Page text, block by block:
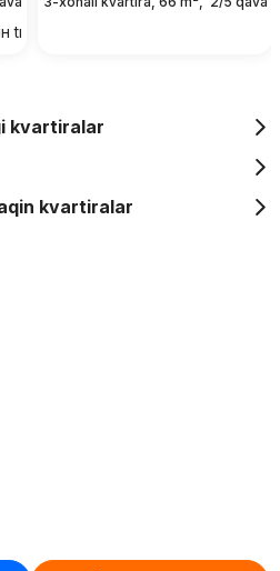
transportda
kvartiralar
kvartiralar